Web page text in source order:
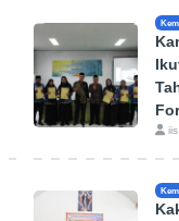
iis